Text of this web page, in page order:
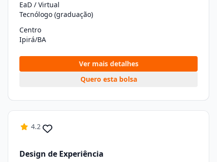
EaD / Virtual
Tecnólogo (graduação)
Centro
Ipirá/BA
Ver mais detalhes
Quero esta bolsa
4.2
Design de Experiência